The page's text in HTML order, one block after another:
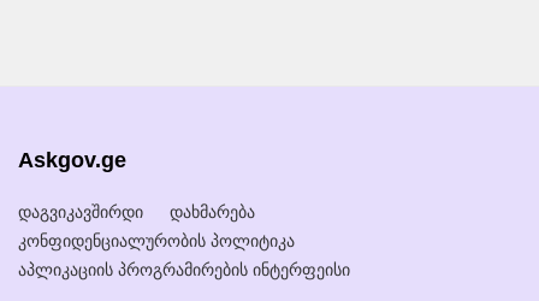
Askgov.ge
დაგვიკავშირდი
დახმარება
კონფიდენციალურობის პოლიტიკა
აპლიკაციის პროგრამირების ინტერფეისი